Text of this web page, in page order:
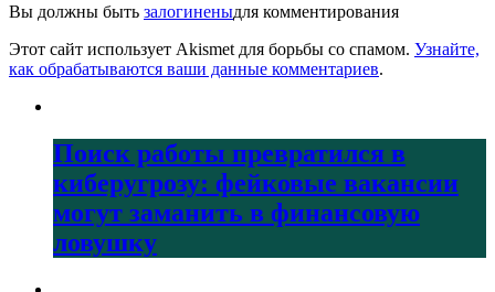
Вы должны быть залогиненыдля комментирования
Этот сайт использует Akismet для борьбы со спамом. Узнайте,
как обрабатываются ваши данные комментариев.
Поиск работы превратился в
киберугрозу: фейковые вакансии
могут заманить в финансовую
ловушку